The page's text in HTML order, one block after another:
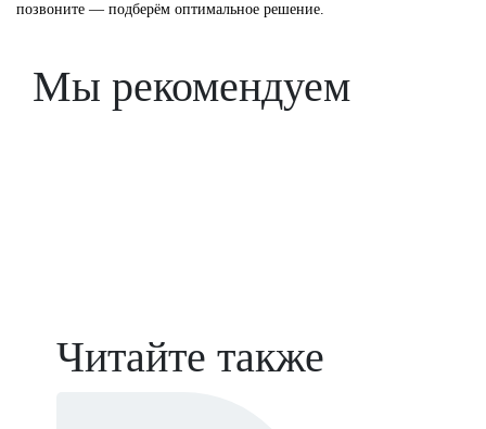
позвоните — подберём оптимальное решение.
Мы рекомендуем
Читайте также